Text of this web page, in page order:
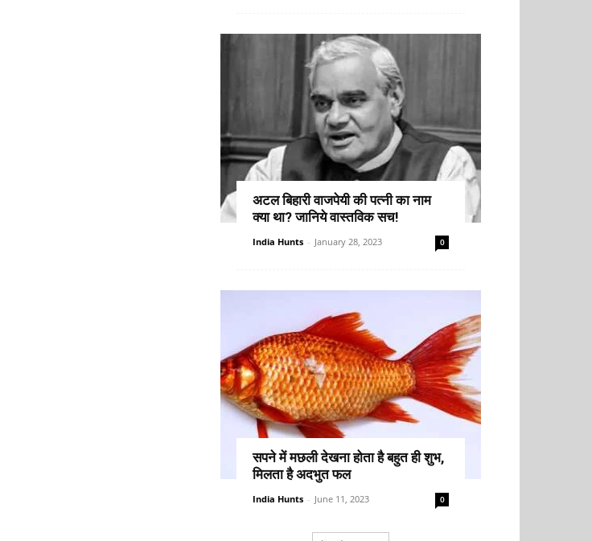
अटल बिहारी वाजपेयी की पत्नी का नाम
क्या था? जानिये वास्तविक सच!
India Hunts - January 28, 2023 0
सपने में मछली देखना होता है बहुत ही शुभ,
मिलता है अदभुत फल
India Hunts - June 11, 2023 0